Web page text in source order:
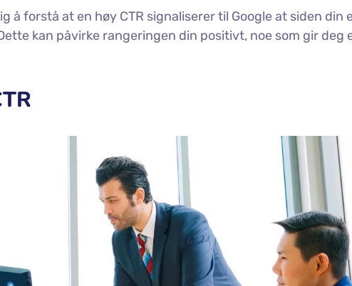
å forstå at en høy CTR signaliserer til Google at siden din
kan påvirke rangeringen din positivt, noe som gir deg